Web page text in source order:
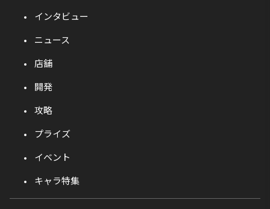
インタビュー
ニュース
店舗
開発
攻略
プライズ
イベント
キャラ特集